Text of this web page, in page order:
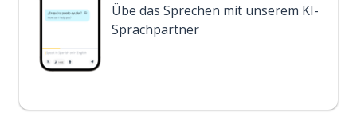
Übe das Sprechen mit unserem KI-
Sprachpartner